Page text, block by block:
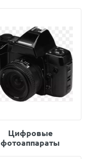
Цифровые
фотоаппараты